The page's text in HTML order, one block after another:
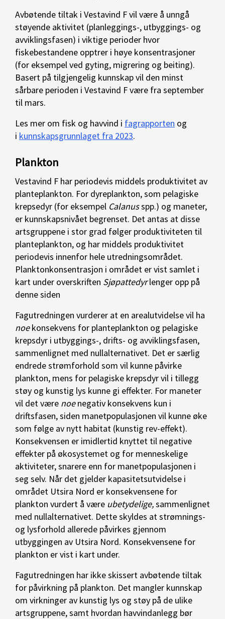
Avbøtende tiltak i Vestavind F vil være å unngå
støyende aktivitet (planleggings-, utbyggings- og
avviklingsfasen) i viktige perioder hvor
fiskebestandene opptrer i høye konsentrasjoner
(for eksempel ved gyting, migrering og beiting).
Basert på tilgjengelig kunnskap vil den minst
sårbare perioden i Vestavind F være fra september
til mars.
Les mer om fisk og havvind i fagrapporten og
i kunnskapsgrunnlaget fra 2023.
Plankton
Vestavind F har periodevis middels produktivitet av
planteplankton. For dyreplankton, som pelagiske
krepsedyr (for eksempel Calanusspp.) og maneter,
er kunnskapsnivået begrenset. Det antas at disse
artsgruppene i stor grad følger produktiviteten til
planteplankton, og har middels produktivitet
periodevis innenfor hele utredningsområdet.
Planktonkonsentrasjon i området er vist samlet i
kart under overskriften Sjøpattedyrlenger opp på
denne siden
Fagutredningen vurderer at en arealutvidelse vil ha
noekonsekvens for planteplankton og pelagiske
krepsdyr i utbyggings-, drifts- og avviklingsfasen,
sammenlignet med nullalternativet. Det er særlig
endrede strømforhold som vil kunne påvirke
plankton, mens for pelagiske krepsdyr vil i tillegg
støy og kunstig lys kunne gi effekter. For maneter
vil det være noenegativ konsekvens kun i
driftsfasen, siden manetpopulasjonen vil kunne øke
som følge av nytt habitat (kunstig rev-effekt).
Konsekvensen er imidlertid knyttet til negative
effekter på økosystemet og for menneskelige
aktiviteter, snarere enn for manetpopulasjonen i
seg selv. Når det gjelder kapasitetsutvidelse i
området Utsira Nord er konsekvensene for
plankton vurdert å være ubetydelige,sammenlignet
med nullalternativet. Dette skyldes at strømnings-
og lysforhold allerede påvirkes gjennom
utbyggingen av Utsira Nord. Konsekvensene for
plankton er vist i kart under.
Fagutredningen har ikke skissert avbøtende tiltak
for påvirkning på plankton. Det mangler kunnskap
om virkninger av kunstig lys og støy på de ulike
artsgruppene, samt hvordan havvindanlegg bør